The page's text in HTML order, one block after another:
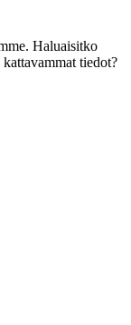
Haluaisitko
tiedot?